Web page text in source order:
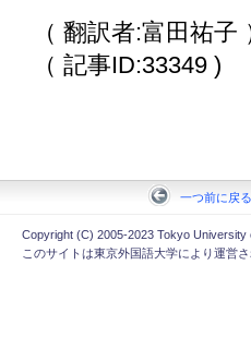
（ 翻訳者:富田祐子
（ 記事ID:33349 )
一つ前に戻る
Copyright (C) 2005-2023 Tokyo University
このサイトは東京外国語大学により運営さ